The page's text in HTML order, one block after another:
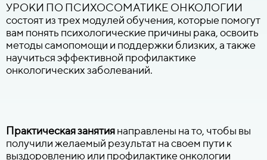
УРОКИ ПО ПСИХОСОМАТИКЕ ОНКОЛОГИИ
состоят из трех модулей обучения, которые помогут
вам понять психологические причины рака, освоить
методы самопомощи и поддержки близких, а также
научиться эффективной профилактике
онкологических заболеваний.
Практическая занятиянаправлены на то, чтобы вы
получили желаемый результат на своем пути к
выздоровлению или профилактике онкологии